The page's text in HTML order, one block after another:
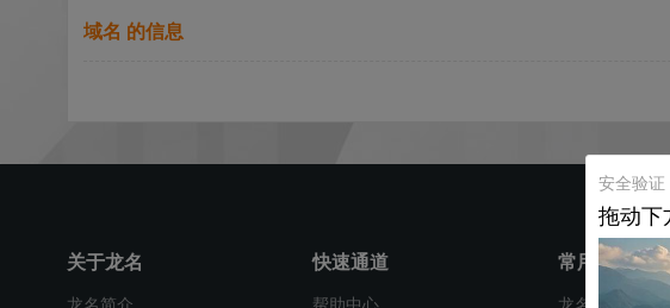
域名 的信息
关于龙名
龙名简介
快速通道
帮助中心
常用工具
龙名工具